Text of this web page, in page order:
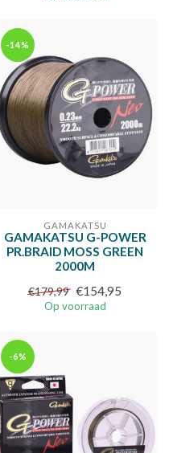
-14%
GAMAKATSU
GAMAKATSU G-POWER
PR.BRAID MOSS GREEN
2000M
€179,99 €154,95
Op voorraad
-6%